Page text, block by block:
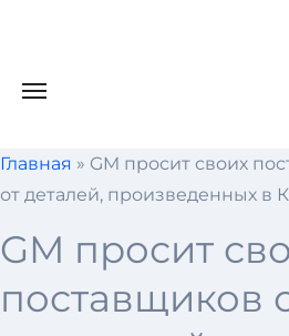
Главная » GM просит своих
от деталей, произведенных в
GM просит
поставщиков